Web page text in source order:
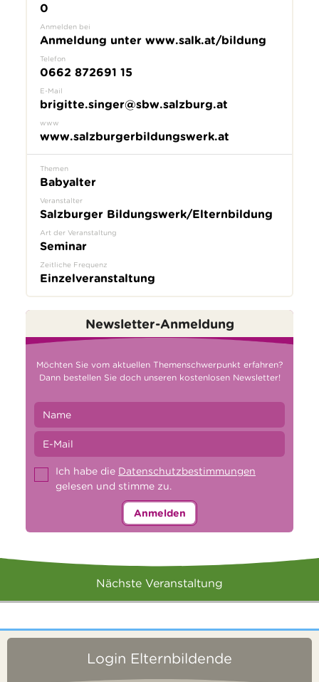
0
Anmelden bei
Anmeldung unter www.salk.at/bildung
Telefon
0662 872691 15
E-Mail
brigitte.singer@sbw.salzburg.at
www
www.salzburgerbildungswerk.at
Themen
Babyalter
Veranstalter
Salzburger Bildungswerk/Elternbildung
Art der Veranstaltung
Seminar
Zeitliche Frequenz
Einzelveranstaltung
Newsletter-Anmeldung
Möchten Sie vom aktuellen Themenschwerpunkt erfahren?
Dann bestellen Sie doch unseren kostenlosen Newsletter!
Ich habe die Datenschutzbestimmungen
gelesen und stimme zu.
Anmelden
Nächste Veranstaltung
Login Elternbildende